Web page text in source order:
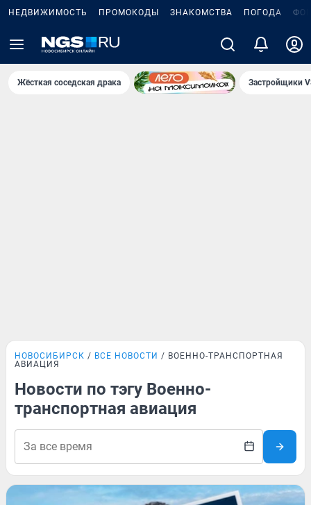
НЕДВИЖИМОСТЬ ПРОМОКОДЫ ЗНАКОМСТВА ПОГОДА
Жёсткая соседская драка Застройщики
НОВОСИБИРСК ВСЕ НОВОСТИ
ВОЕННО-ТРАНСПОРТНАЯ
АВИАЦИЯ
Новости по тэгу Военно-
транспортная авиация